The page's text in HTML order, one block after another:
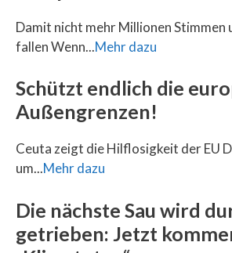
Damit nicht mehr Millionen Stimmen
fallen Wenn...Mehr dazu
Schützt endlich die
Außengrenzen!
Ceuta zeigt die Hilflosigkeit der EU
um...Mehr dazu
Die nächste Sau wird
getrieben: Jetzt